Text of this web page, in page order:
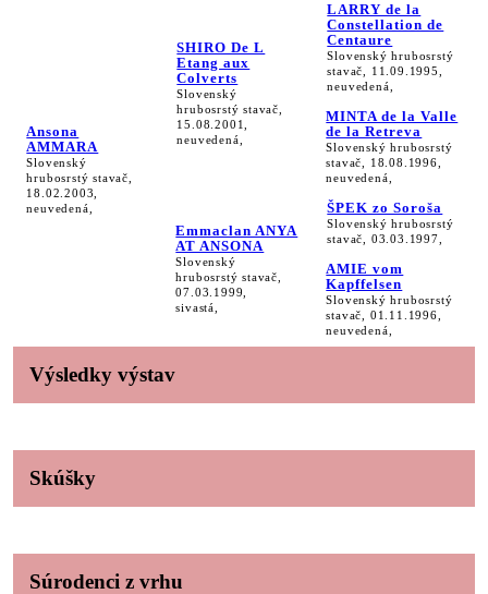
Ansona
AMMARA
Slovenský
hrubosrstý stavač,
18.02.2003,
neuvedená,
SHIRO De L
Etang aux
Colverts
Slovenský
hrubosrstý stavač,
15.08.2001,
neuvedená,
LARRY de la
Constellation de
Centaure
Slovenský hrubosrstý
stavač, 11.09.1995,
neuvedená,
MINTA de la Valle
de la Retreva
Slovenský hrubosrstý
stavač, 18.08.1996,
neuvedená,
Emmaclan ANYA
AT ANSONA
Slovenský
hrubosrstý stavač,
07.03.1999,
sivastá,
ŠPEK zo Soroša
Slovenský hrubosrstý
stavač, 03.03.1997,
AMIE vom
Kapffelsen
Slovenský hrubosrstý
stavač, 01.11.1996,
neuvedená,
Výsledky výstav
Skúšky
Súrodenci z vrhu